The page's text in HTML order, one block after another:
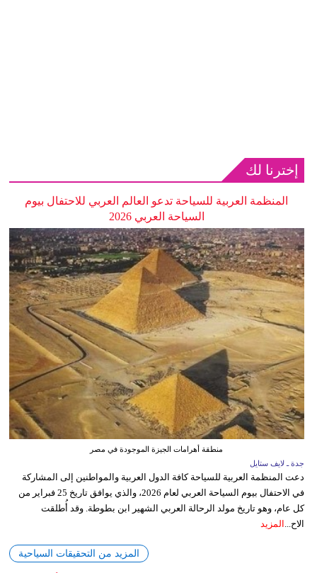
إخترنا لك
المنظمة العربية للسياحة تدعو العالم العربي للاحتفال بيوم
السياحة العربي 2026
منطقة أهرامات الجيزة الموجودة في مصر
جدة ـ لايف ستايل
دعت المنظمة العربية للسياحة كافة الدول العربية والمواطنين إلى المشاركة
في الاحتفال بيوم السياحة العربي لعام 2026، والذي يوافق تاريخ 25 فبراير من
كل عام، وهو تاريخ مولد الرحالة العربي الشهير ابن بطوطة. وقد أُطلقت
الاح... المزيد
المزيد من التحقيقات السياحية